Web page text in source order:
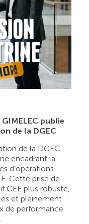
publie
de la DGEC
de la DGEC
encadrant la
d’opérations
Cette prise de
CEE plus robuste,
et pleinement
de performance